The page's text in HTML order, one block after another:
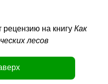
рецензию на книгуКак
лесов